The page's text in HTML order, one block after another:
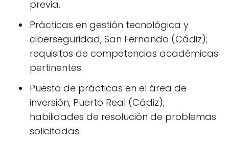
previa.
Prácticas en gestión tecnológica y
ciberseguridad, San Fernando (Cádiz);
requisitos de competencias académicas
pertinentes.
Puesto de prácticas en el área de
inversión, Puerto Real (Cádiz);
habilidades de resolución de problemas
solicitadas.